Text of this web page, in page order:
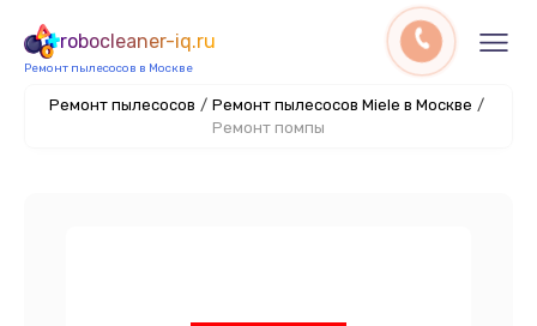
robocleaner-iq.ru
Ремонт пылесосов в Москве
Ремонт пылесосов / Ремонт пылесосов Miele в Москве /
Ремонт помпы